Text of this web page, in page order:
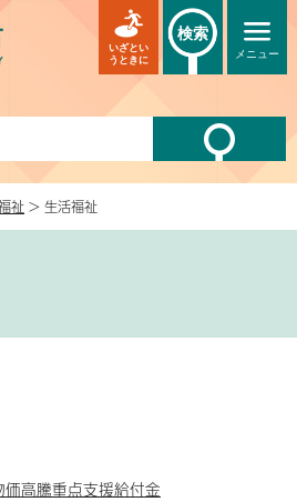
メニュー
いざとい
うときに
検索
祉 > 生活福祉
高騰重点支援給付金